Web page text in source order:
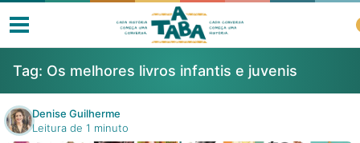
Livros
Tag: Os melhores livros infantis e juvenis
Denise Guilherme
Leitura de 1 minuto